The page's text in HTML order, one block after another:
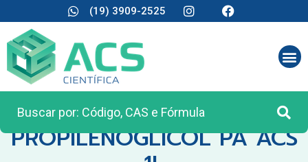
(19) 3909-2525
CATEGORIA:REAGENTES ANALÍTICOS
PROPILENOGLICOL PA ACS